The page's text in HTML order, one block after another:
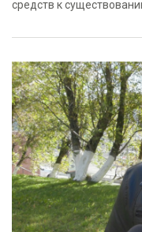
средств к